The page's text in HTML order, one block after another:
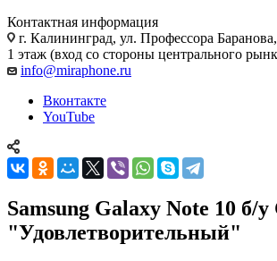
Контактная информация
г. Калининград, ул. Профессора
1 этаж (вход со стороны центрального
info@miraphone.ru
Вконтакте
YouTube
Samsung Galaxy Note 10 б/
"Удовлетворительный"